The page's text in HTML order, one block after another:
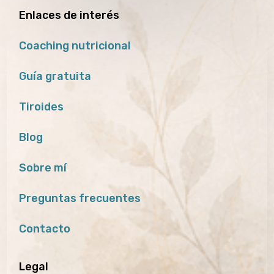
Enlaces de interés
Coaching nutricional
Guía gratuita
Tiroides
Blog
Sobre mí
Preguntas frecuentes
Contacto
Legal